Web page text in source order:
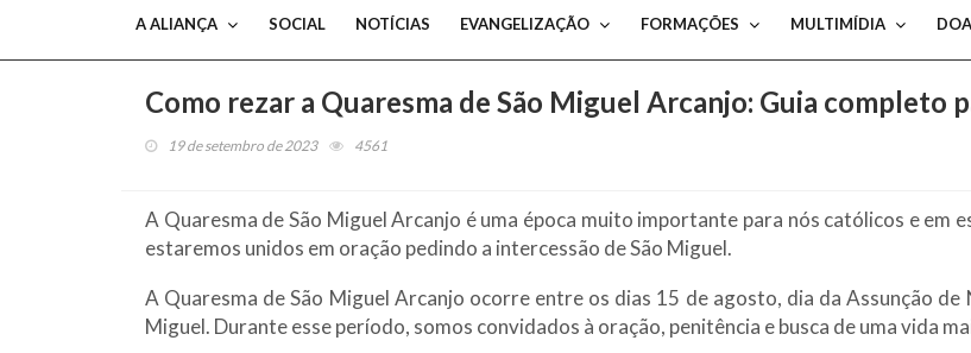
A ALIANÇA SOCIAL NOTÍCIAS EVANGELIZAÇÃO FORMAÇÕES MULTIMÍDIA
Como rezar a Quaresma de São Miguel Arcanjo: Guia completo
19 de setembro de 2023 4561
A Quaresma de São Miguel Arcanjo é uma época muito importante para nós católicos e em
estaremos unidos em oração pedindo a intercessão de São Miguel.
A Quaresma de São Miguel Arcanjo ocorre entre os dias 15 de agosto, dia da Assunção
Miguel. Durante esse período, somos convidados à oração, penitência e busca de uma vida